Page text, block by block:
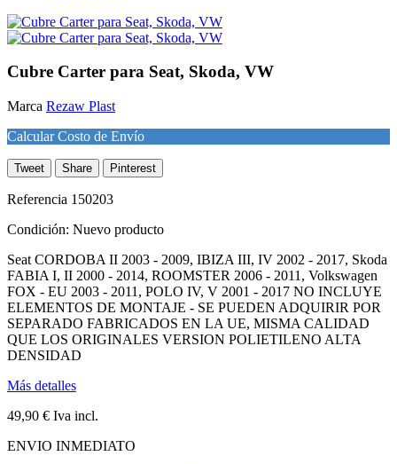
Cubre Carter para Seat, Skoda, VW
Marca Rezaw Plast
Calcular Costo de Envío
Tweet Share Pinterest
Referencia 150203
Condición: Nuevo producto
Seat CORDOBA II 2003 - 2009, IBIZA III, IV 2002 - 2017, Skoda
FABIA I, II 2000 - 2014, ROOMSTER 2006 - 2011, Volkswagen
FOX - EU 2003 - 2011, POLO IV, V 2001 - 2017 NO INCLUYE
ELEMENTOS DE MONTAJE - SE PUEDEN ADQUIRIR POR
SEPARADO FABRICADOS EN LA UE, MISMA CALIDAD
QUE LOS ORIGINALES VERSION POLIETILENO ALTA
DENSIDAD
Más detalles
49,90 € Iva incl.
ENVIO INMEDIATO